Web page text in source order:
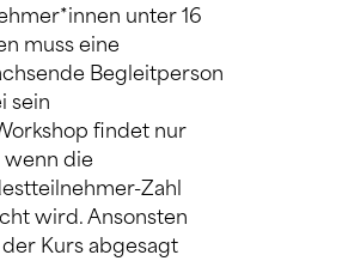
unter 16
muss eine
Begleitperson
sein
findet nur
wenn die
Zahl
wird. Ansonsten
der Kurs abgesagt